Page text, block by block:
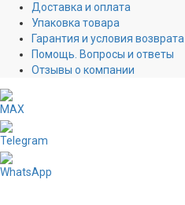
Доставка и оплата
Упаковка товара
Гарантия и условия возврата
Помощь. Вопросы и ответы
Отзывы о компании
MAX
Telegram
WhatsApp